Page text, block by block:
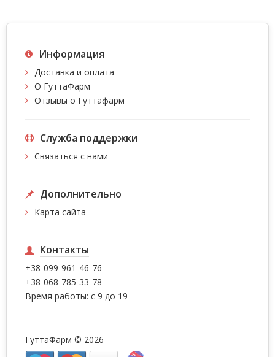
Информация
Доставка и оплата
О ГуттаФарм
Отзывы о Гуттафарм
Служба поддержки
Связаться с нами
Дополнительно
Карта сайта
Контакты
+38-099-961-46-76
+38-068-785-33-78
Время работы: с 9 до 19
ГуттаФарм © 2026